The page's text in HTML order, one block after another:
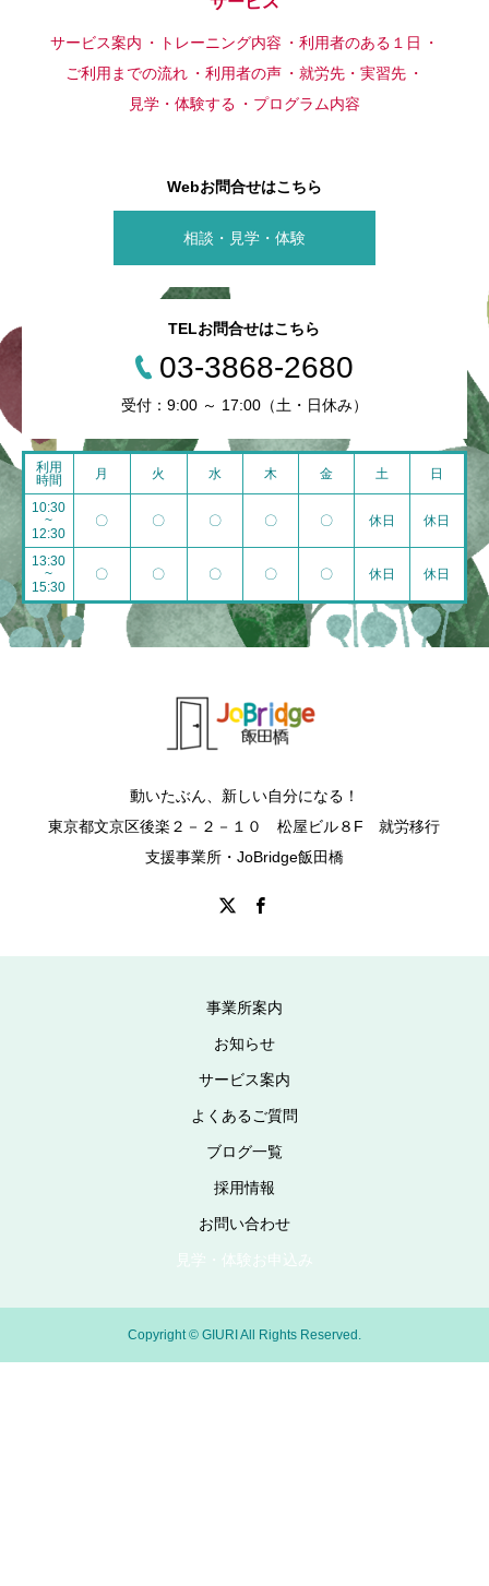
サービス案内 トレーニング内容
利用者のある１日
ご利用までの流れ
利用者の声
就労先・実習先
見学・体験する
プログラム内容
Webお問合せはこちら
相談・見学・体験
TELお問合せはこちら
03-3868-2680
受付：9:00 ～ 17:00（土・日休み）
利用
時間
月 火 水 木 金 土 日
10:30
~
12:30
〇 〇 〇 〇 〇 休日 休日
13:30
~
15:30
〇 〇 〇 〇 〇 休日 休日
動いたぶん、新しい自分になる！
東京都文京区後楽２－２－１０ 松屋ビル８F 就労移行
支援事業所・JoBridge飯田橋
事業所案内
お知らせ
サービス案内
よくあるご質問
ブログ一覧
採用情報
お問い合わせ
見学・体験お申込み
Copyright © GIURI All Rights Reserved.